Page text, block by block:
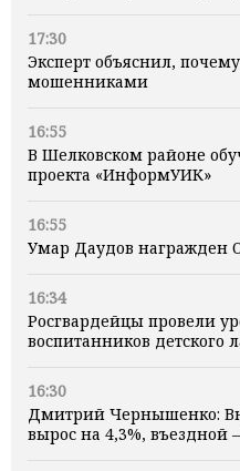
17:30
Эксперт объяснил,
мошенниками
16:55
В Шелковском районе
проекта «ИнформУИК»
16:55
Умар Даудов награжден
16:34
Росгвардейцы провели
воспитанников детского
16:30
Дмитрий Чернышенко:
вырос на 4,3%, въездной